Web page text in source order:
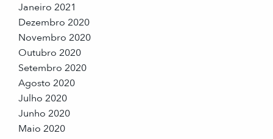
Janeiro 2021
Dezembro 2020
Novembro 2020
Outubro 2020
Setembro 2020
Agosto 2020
Julho 2020
Junho 2020
Maio 2020